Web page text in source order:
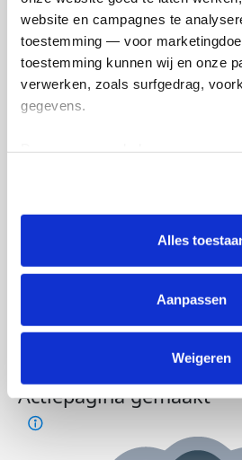
website en campagnes te
toestemming — voor
toestemming kunnen wij en onze
verwerken, zoals surfgedrag,
gegevens.
tonen. Je kunt je toestemming op
intrekken via Cookie instellingen
lijst met cookies is te vinden in het
Alles
Aanpassen
Weigeren
Actiepagina gemaakt